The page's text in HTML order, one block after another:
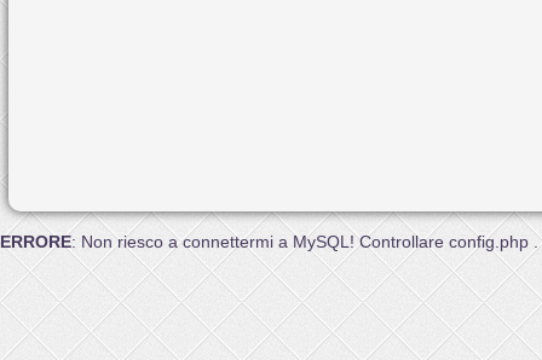
ERRORE: Non riesco a connettermi a MySQL! Controllare config.php .